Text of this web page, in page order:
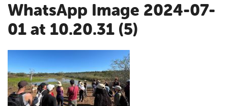
WhatsApp Image 2024-07-
01 at 10.20.31 (5)